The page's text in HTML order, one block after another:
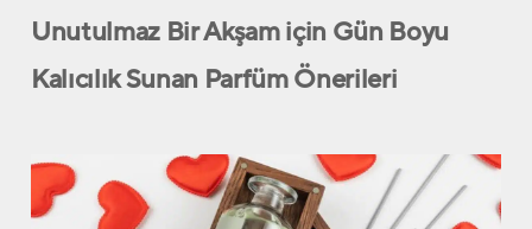
Unutulmaz Bir Akşam için Gün Boyu
Kalıcılık Sunan Parfüm Önerileri